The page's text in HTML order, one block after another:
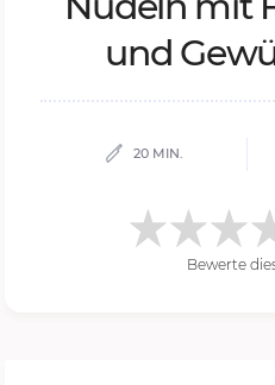
und
20 MIN.
Bewerte